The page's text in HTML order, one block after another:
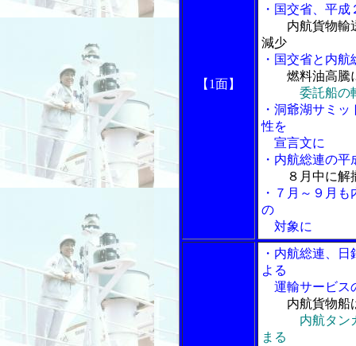
【1面】
・国交省、平
内航貨物輸
減少
・国交省と内
燃料油高騰
委託船の
・洞爺湖サミ
性を
宣言文に
・内航総連の
８月中に解
・７月～９月
の
対象に
・内航総連、
よる
運輸サービス
内航貨物船
内航タン
まる